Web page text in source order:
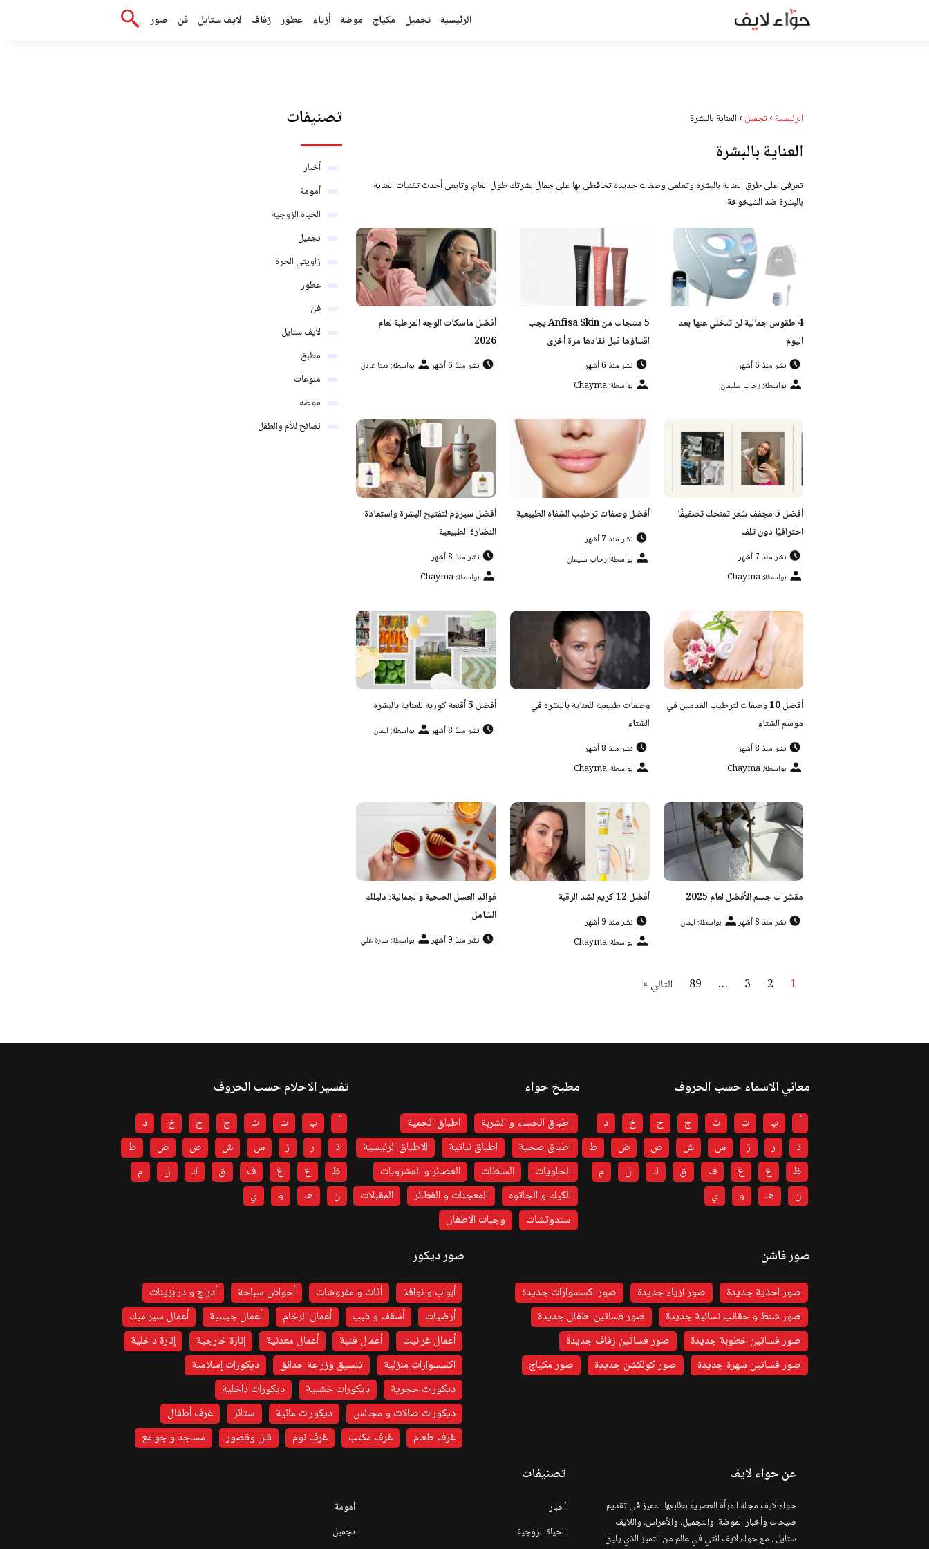
الرئيسية تجميل مكياج موضة أزياء عطور زفاف لايف ستايل فن صور
الرئيسية ›تجميل › العناية بالبشرة
العناية بالبشرة
تعرفى على طرق العناية بالبشرة وتعلمى وصفات جديدة تحافظى بها على جمال بشرتك طول العام، وتابعى أحدث تقنيات العناية
بالبشرة ضد الشيخوخة.
4 طقوس جمالية لن تتخلي عنها بعد
اليوم
نشر منذ 6 أشهر
بواسطة: رحاب سليمان
5 منتجات من Anfisa Skin يجب
اقتناؤها قبل نفادها مرة أخرى
نشر منذ 6 أشهر
بواسطة: Chayma
أفضل ماسكات الوجه المرطبة لعام
2026
نشر منذ 6 أشهر بواسطة: دينا عادل
أفضل 5 مجفف شعر تمنحك تصفيفًا
احترافيًا دون تلف
نشر منذ 7 أشهر
بواسطة: Chayma
أفضل وصفات ترطيب الشفاه الطبيعية
نشر منذ 7 أشهر
بواسطة: رحاب سليمان
أفضل سيروم لتفتيح البشرة واستعادة
النضارة الطبيعية
نشر منذ 8 أشهر
بواسطة: Chayma
أفضل 10 وصفات لترطيب القدمين في
موسم الشتاء
نشر منذ 8 أشهر
بواسطة: Chayma
وصفات طبيعية للعناية بالبشرة في
الشتاء
نشر منذ 8 أشهر
بواسطة: Chayma
أفضل 5 أقنعة كورية للعناية بالبشرة
نشر منذ 8 أشهر بواسطة: ايمان
مقشرات جسم الأفضل لعام 2025
نشر منذ 8 أشهر بواسطة: ايمان
أفضل 12 كريم لشد الرقبة
نشر منذ 9 أشهر
بواسطة: Chayma
فوائد العسل الصحية والجمالية: دليلك
الشامل
نشر منذ 9 أشهر بواسطة: سارة علي
1
2
3
…
89 التالي »
تصنيفات
أخبار
أمومة
الحياة الزوجية
تجميل
زاويتي الحرة
عطور
فن
لايف ستايل
مطبخ
منوعات
موضه
نصائح للأم والطفل
معاني الاسماء حسب الحروف
أ ب ت ث ج ح خ
د
ذ
ر ز س ش ص ض
ط
ظ
ع غ ف ق ك ل
م
ن
هـ و ي
مطبخ حواء
اطباق الحساء و الشربة
اطباق الحمية
اطباق صحية
اطباق نباتية
الاطباق الرئيسية
الحلويات
السلطات
العصائر و المشروبات
الكيك و الجاتوه
المعجنات و الفطائر
المقبلات
سندوتشات
وجبات الاطفال
تفسير الاحلام حسب الحروف
أ ب ت ث ج ح خ
د
ذ
ر ز س ش ص ض
ط
ظ
ع غ ف ق ك ل
م
ن
هـ و ي
صور فاشن
صور احذية جديدة صور ازياء جديدة
صور اكسسوارات جديدة
صور شنط و حقائب نسائية جديدة
صور فساتين اطفال جديدة
صور فساتين خطوبة جديدة
صور فساتين زفاف جديدة
صور فساتين سهرة جديدة
صور كولكشن جديدة صور مكياج
صور ديكور
أبواب و نوافذ أثاث و مفروشات أحواض سباحة
أدراج و درابزينات
أرضيات
أسقف و قبب أعمال الرخام أعمال جبسية
أعمال سيرامبك
أعمال غرانيت
أعمال فنية أعمال معدنية إنارة خارجية
إنارة داخلية
اكسسوارات منزلية
تنسيق وزراعة حدائق
ديكورات إسلامية
ديكورات حجرية
ديكورات خشبية
ديكورات داخلية
ديكورات صالات و مجالس
ديكورات مائية ستائر
غرف أطفال
غرف طعام
غرف مكتب غرف نوم فلل وقصور مساجد و جوامع
عن حواء لايف
حواء لايف مجلة المرأة العصرية بطابعها المميز في تقديم
صيحات وأخبار الموضة، والتجميل، والأعراس، واللايف
ستايل . مع حواء لايف انتي في عالم من التميز الذي يليق
تصنيفات
أخبار
أمومة
الحياة الزوجية
تجميل